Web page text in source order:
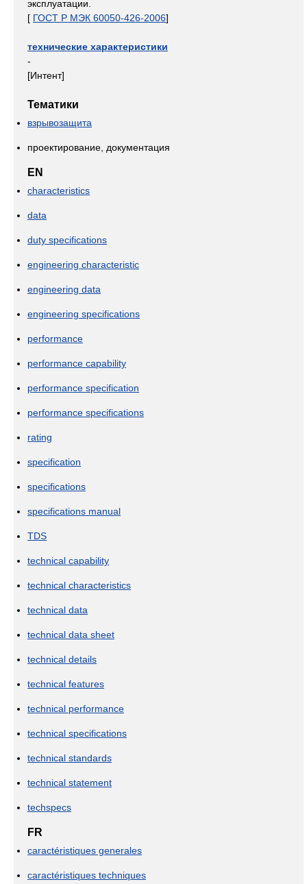
эксплуатации.
[ ГОСТ Р МЭК 60050-426-2006]
технические характеристики
-
[Интент]
Тематики
взрывозащита
проектирование, документация
EN
characteristics
data
duty specifications
engineering characteristic
engineering data
engineering specifications
performance
performance capability
performance specification
performance specifications
rating
specification
specifications
specifications manual
TDS
technical capability
technical characteristics
technical data
technical data sheet
technical details
technical features
technical performance
technical specifications
technical standards
technical statement
techspecs
FR
caractéristiques generales
caractéristiques techniques